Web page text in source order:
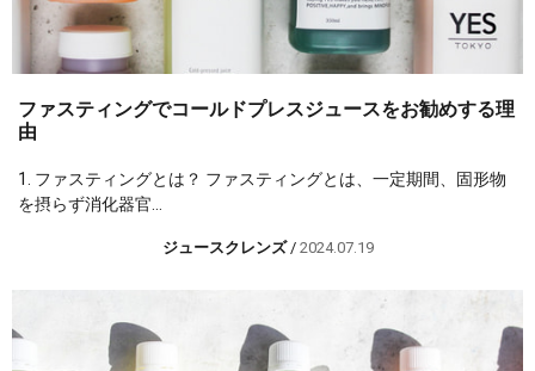
ファスティングでコールドプレスジュースをお勧めする理
由
1. ファスティングとは？ ファスティングとは、一定期間、固形物
を摂らず消化器官...
ジュースクレンズ/ 2024.07.19